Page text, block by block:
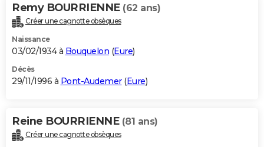
Remy BOURRIENNE (62 ans)
Créer une cagnotte obsèques
Naissance
03/02/1934 à Bouquelon (Eure)
Décès
29/11/1996 à Pont-Audemer(Eure)
Reine BOURRIENNE (81 ans)
Créer une cagnotte obsèques